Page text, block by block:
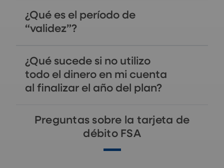
¿Qué es el período de
“validez”?
¿Qué sucede si no utilizo
todo el dinero en mi cuenta
al finalizar el año del plan?
Preguntas sobre la tarjeta de
débito FSA